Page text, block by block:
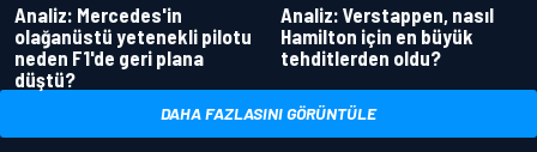
Analiz: Mercedes'in
olağanüstü yetenekli pilotu
neden F1'de geri plana
düştü?
Analiz: Verstappen, nasıl
Hamilton için en büyük
tehditlerden oldu?
DAHA FAZLASINI GÖRÜNTÜLE